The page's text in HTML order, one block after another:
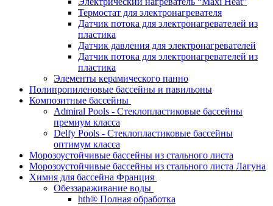
Термостат для электронагревателя
Датчик потока для электронагревателей из
пластика
Датчик давления для электронагревателей
Датчик потока для электронагревателей из
пластика
Элементы керамического панно
Полипропиленовые бассейны и павильоны
Композитные бассейны
Admiral Pools - Стеклопластиковые бассейны
премиум класса
Delfy Pools - Стеклопластиковые бассейны
оптимум класса
Морозоустойчивые бассейны из стального листа
Морозоустойчивые бассейны из стального листа Лагуна
Химия для бассейна Франция
Обеззараживание воды
hth® Полная обработка